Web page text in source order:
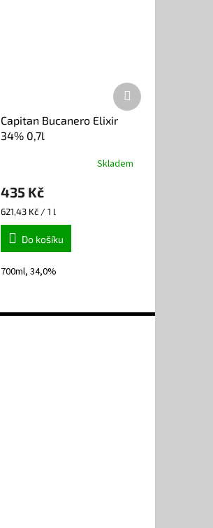
Capitan Bucanero Elixir
34% 0,7l
Skladem
435 Kč
Měrná
cena:
621,43 Kč / 1 l
Do košíku
700ml, 34,0%
Další
produkt